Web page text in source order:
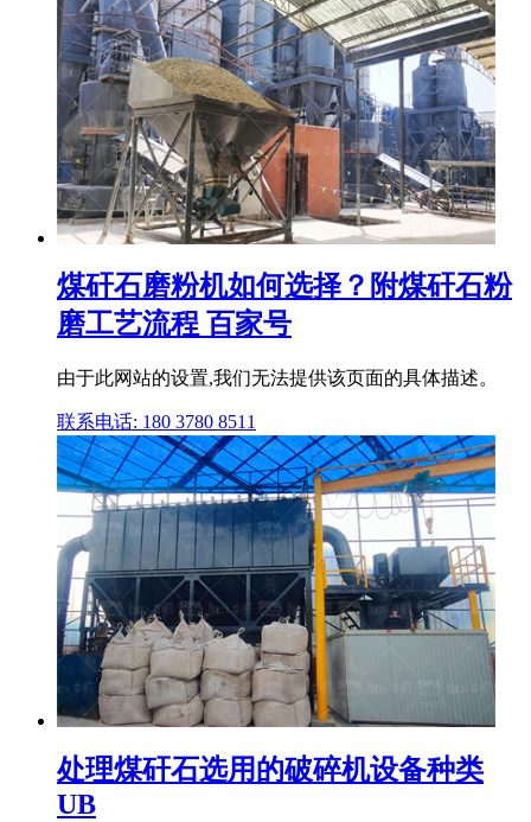
煤矸石磨粉机如何选择？附煤矸石粉
磨工艺流程 百家号
由于此网站的设置,我们无法提供该页面的具体描述。
联系电话: 180 3780 8511
处理煤矸石选用的破碎机设备种类
UB